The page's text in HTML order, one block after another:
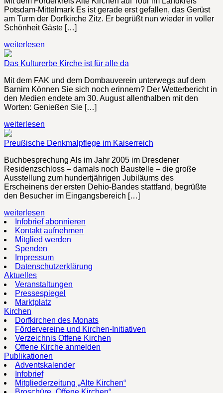
Potsdam-Mittelmark Es ist gerade erst gefallen, das Gerüst
am Turm der Dorfkirche Zitz. Er begrüßt nun wieder in voller
Schönheit Gäste […]
weiterlesen
Das Kulturerbe Kirche ist für alle da
Mit dem FAK und dem Dombauverein unterwegs auf dem
Barnim Können Sie sich noch erinnern? Der Wetterbericht in
den Medien endete am 30. August allenthalben mit den
Worten: Genießen Sie […]
weiterlesen
Preußische Denkmalpflege im Kaiserreich
Buchbesprechung Als im Jahr 2005 im Dresdener
Residenzschloss – damals noch Baustelle – die große
Ausstellung zum hundertjährigen Jubiläums des
Erscheinens der ersten Dehio-Bandes stattfand, begrüßte
den Besucher im Eingangsbereich […]
weiterlesen
Infobrief abonnieren
Kontakt aufnehmen
Mitglied werden
Spenden
Impressum
Datenschutzerklärung
Aktuelles
Veranstaltungen
Pressespiegel
Marktplatz
Kirchen
Dorfkirchen des Monats
Fördervereine und Kirchen-Initiativen
Verzeichnis Offene Kirchen
Offene Kirche anmelden
Publikationen
Adventskalender
Infobrief
Mitgliederzeitung „Alte Kirchen“